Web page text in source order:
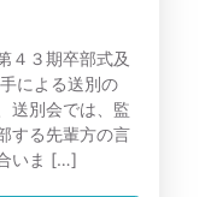
４３期卒部式及
による送別の
送別会では、監
する先輩方の言
いま […]